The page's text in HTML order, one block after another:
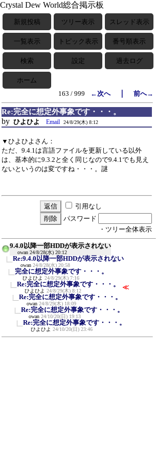
Crystal Dew World総合掲示板
新規投稿 ツリー表示 スレッド表示
一覧表示 トピック表示 番号順表示
検索 設定 過去ログ
ホーム
163 / 999
←次へ｜ 前へ→
Re:完全に想定外事象です・・・。
by ひよひよ Email 24/8/29(木) 8:12
▼ひよひよさん：
ただ、9.4.1は言語ファイルを更新している以外
は、基本的に9.3.2と全く同じなので9.4.1でも見え
ないというのは変ですね・・・。謎
引用なし
パスワード
・ツリー全体表示
9.4.0以降一部HDDが表示されない
owan 24/8/28(水) 20:12
Re:9.4.0以降一部HDDが表示されない
owan 24/8/28(水) 20:58
完全に想定外事象です・・・。
ひよひよ 24/8/29(木) 7:16
Re:完全に想定外事象です・・・。
ひよひよ 24/8/29(木) 8:12
≪
Re:完全に想定外事象です・・・。
owan 24/8/29(木) 18:09
Re:完全に想定外事象です・・・。
owan 24/10/20(日) 19:13
Re:完全に想定外事象です・・・。
ひよひよ 24/10/20(日) 23:46